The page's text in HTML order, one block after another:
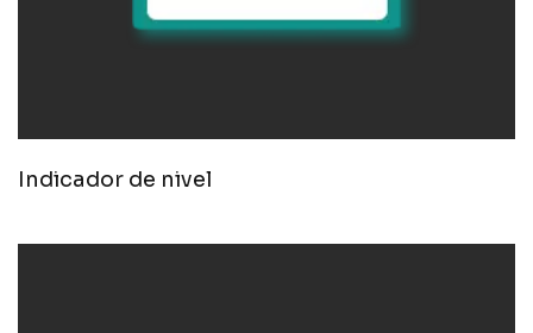
Indicador de nivel